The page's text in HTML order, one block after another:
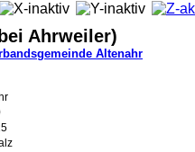
Ahrweiler)
Altenahr